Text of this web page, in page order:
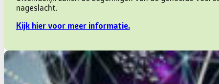
nageslacht.
Kijk hier voor meer informatie.